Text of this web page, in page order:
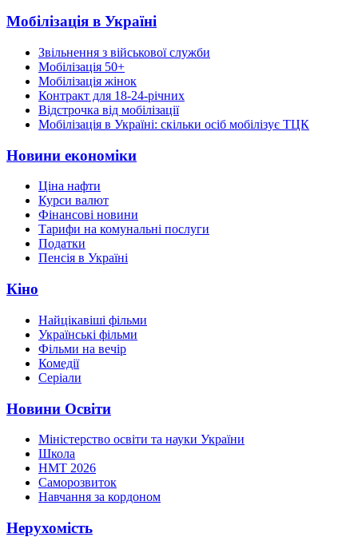
Мобілізація в Україні
Звільнення з військової служби
Мобілізація 50+
Мобілізація жінок
Контракт для 18-24-річних
Відстрочка від мобілізації
Мобілізація в Україні: скільки осіб мобілізує ТЦК
Новини економіки
Ціна нафти
Курси валют
Фінансові новини
Тарифи на комунальні послуги
Податки
Пенсія в Україні
Кіно
Найцікавіші фільми
Українські фільми
Фільми на вечір
Комедії
Серіали
Новини Освіти
Міністерство освіти та науки України
Школа
НМТ 2026
Саморозвиток
Навчання за кордоном
Нерухомість